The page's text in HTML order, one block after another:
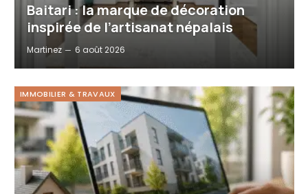
Baitari : la marque de décoration
inspirée de l’artisanat népalais
Martinez 6 août 2026
IMMOBILIER & TRAVAUX